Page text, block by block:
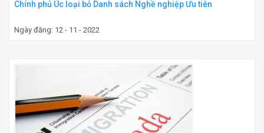
Chính phủ Úc loại bỏ Danh sách Nghề nghiệp Ưu tiên
Ngày đăng: 12 - 11 - 2022